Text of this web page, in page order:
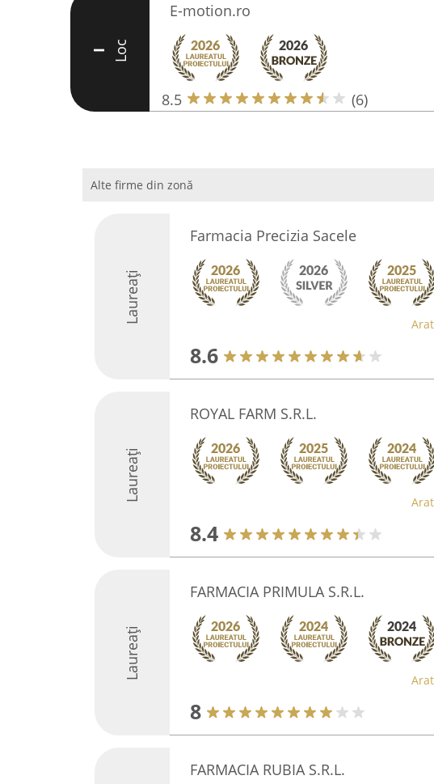
I Loc
E-motion.ro
8.5 (6)
Alte firme din zonă
Laureați
Farmacia Precizia Sacele
8.6
Laureați
ROYAL FARM S.R.L.
8.4
Laureați
FARMACIA PRIMULA S.R.L.
8
FARMACIA RUBIA S.R.L.